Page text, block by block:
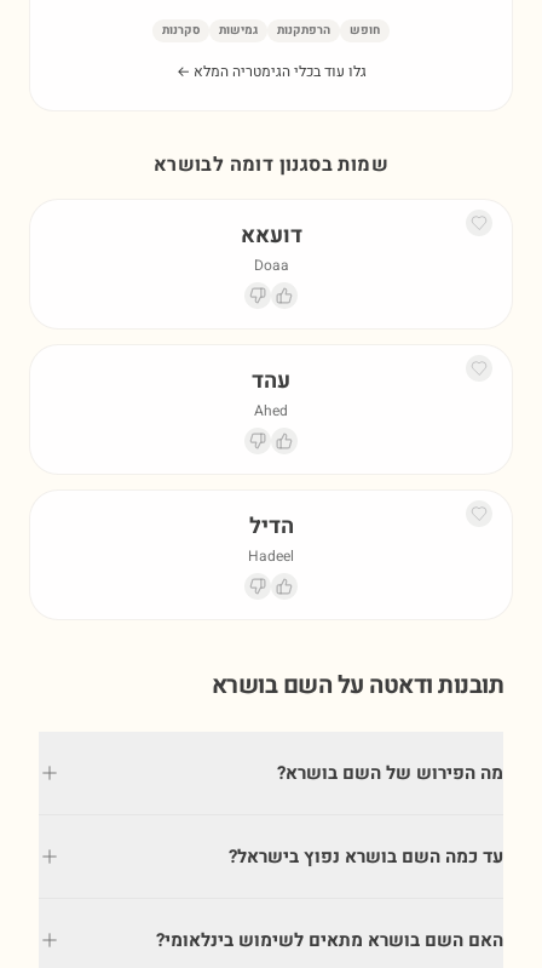
חופש הרפתקנות גמישות סקרנות
גלו עוד בכלי הגימטריה המלא ←
שמות בסגנון דומה לבושרא
דועאא
Doaa
עהד
Ahed
הדיל
Hadeel
תובנות ודאטה על השםבושרא
מה הפירוש של השם בושרא?
עד כמה השם בושרא נפוץ בישראל?
האם השם בושרא מתאים לשימוש בינלאומי?